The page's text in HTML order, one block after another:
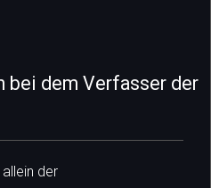
bei dem Verfasser der
der